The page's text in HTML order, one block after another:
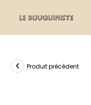
Produit précédent